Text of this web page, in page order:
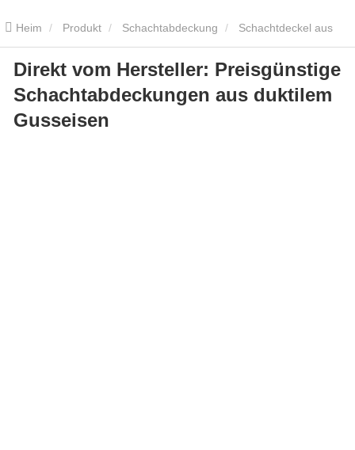
Heim Produkt Schachtabdeckung Schachtdeckel aus
Gusseisen Direkt vom Hersteller: Preisgünstige
Schachtabdeckungen aus duktilem Gusseisen
Direkt vom Hersteller: Preisgünstige
Schachtabdeckungen aus duktilem
Gusseisen